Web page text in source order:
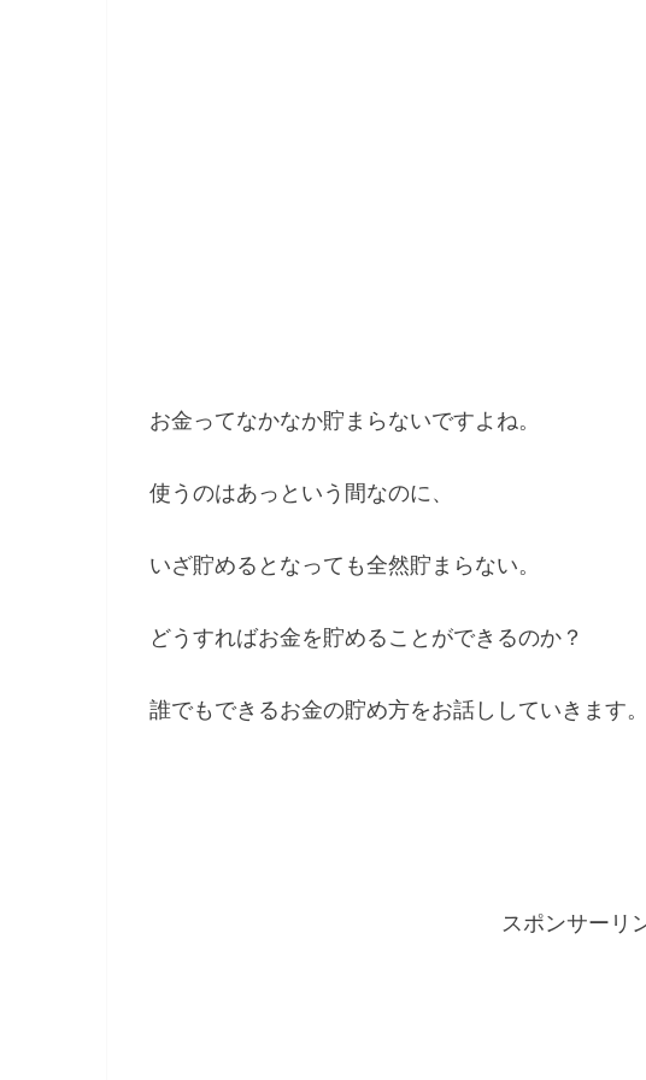
お金ってなかなか貯まらないですよね。
使うのはあっという間なのに、
いざ貯めるとなっても全然貯まらない。
どうすればお金を貯めることができるのか？
誰でもできるお金の貯め方をお話ししていきます。
スポンサーリ